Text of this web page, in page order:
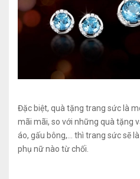
Đặc biệt, quà tặng trang sức là
mãi mãi, so với những quà tặng
áo, gấu bông,… thì trang sức sẽ
phụ nữ nào từ chối.